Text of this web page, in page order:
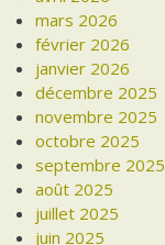
mars 2026
février 2026
janvier 2026
décembre 2025
novembre 2025
octobre 2025
septembre 2025
août 2025
juillet 2025
juin 2025